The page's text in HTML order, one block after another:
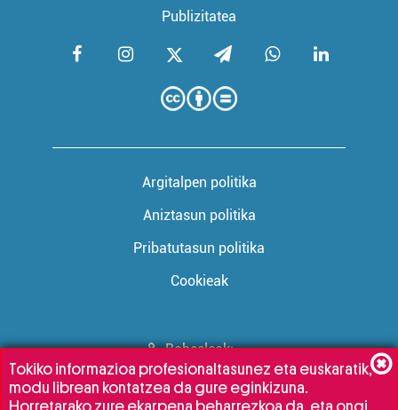
Publizitatea
Argitalpen politika
Aniztasun politika
Pribatutasun politika
Cookieak
Babesleak:
Tokiko informazioa profesionaltasunez eta euskaratik,
modu librean kontatzea da gure eginkizuna.
Horretarako zure ekarpena beharrezkoa da, eta ongi